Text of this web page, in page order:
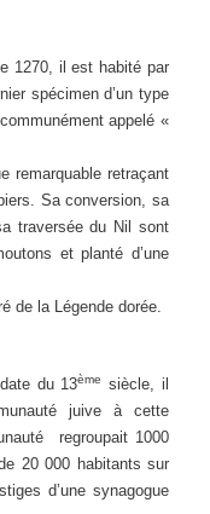
1270, il est habité par
spécimen d’un type
appelé «
remarquable retraçant
Sa conversion, sa
traversée du Nil sont
et planté d’une
de la Légende dorée.
du 13ème
siècle, il
juive à cette
regroupait 1000
20 000 habitants sur
d’une synagogue